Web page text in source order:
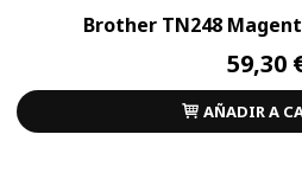
Brother TN248
59,30
AÑADIR A